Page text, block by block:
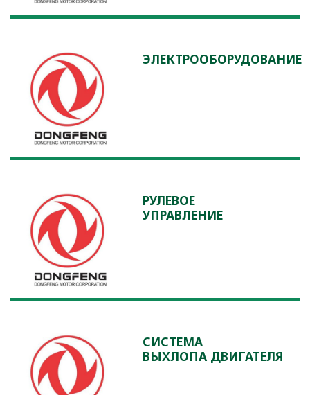
ЭЛЕКТРООБОРУДОВАНИЕ
РУЛЕВОЕ
УПРАВЛЕНИЕ
СИСТЕМА
ВЫХЛОПА ДВИГАТЕЛЯ